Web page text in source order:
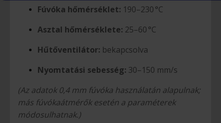
Fúvóka hőmérséklet: 190–230 °C
Asztal hőmérséklete: 25–60 °C
Hűtőventilátor: bekapcsolva
Nyomtatási sebesség: 30–150 mm/s
(Az adatok 0,4 mm fúvóka használatán alapulnak;
más fúvókaátmérők esetén a paraméterek
módosulhatnak.)